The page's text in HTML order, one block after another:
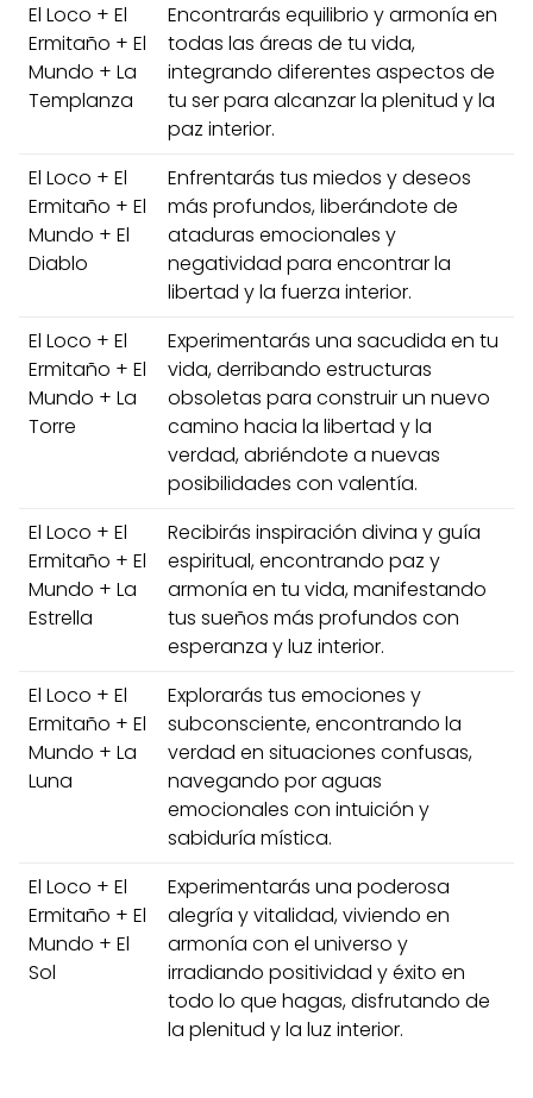
El Loco + El
Ermitaño + El
Mundo + La
Templanza
Encontrarás equilibrio y armonía en
todas las áreas de tu vida,
integrando diferentes aspectos de
tu ser para alcanzar la plenitud y la
paz interior.
El Loco + El
Ermitaño + El
Mundo + El
Diablo
Enfrentarás tus miedos y deseos
más profundos, liberándote de
ataduras emocionales y
negatividad para encontrar la
libertad y la fuerza interior.
El Loco + El
Ermitaño + El
Mundo + La
Torre
Experimentarás una sacudida en tu
vida, derribando estructuras
obsoletas para construir un nuevo
camino hacia la libertad y la
verdad, abriéndote a nuevas
posibilidades con valentía.
El Loco + El
Ermitaño + El
Mundo + La
Estrella
Recibirás inspiración divina y guía
espiritual, encontrando paz y
armonía en tu vida, manifestando
tus sueños más profundos con
esperanza y luz interior.
El Loco + El
Ermitaño + El
Mundo + La
Luna
Explorarás tus emociones y
subconsciente, encontrando la
verdad en situaciones confusas,
navegando por aguas
emocionales con intuición y
sabiduría mística.
El Loco + El
Ermitaño + El
Mundo + El
Sol
Experimentarás una poderosa
alegría y vitalidad, viviendo en
armonía con el universo y
irradiando positividad y éxito en
todo lo que hagas, disfrutando de
la plenitud y la luz interior.